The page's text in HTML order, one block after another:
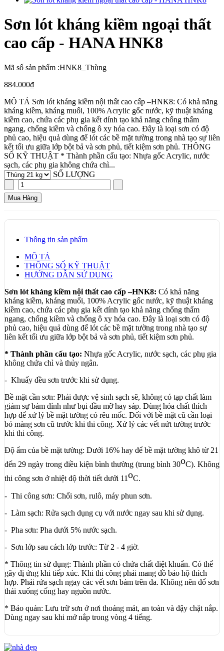
Sơn lót kháng kiềm ngoại thất
cao cấp - HANA HNK8
Mã số sản phẩm :HNK8_Thùng
884.000₫
MÔ TẢ Sơn lót kháng kiềm nội thất cao cấp –HNK8: Có khả năng
kháng kiềm, kháng muối, 100% Acrylic gốc nước, kỹ thuật kháng
kiềm cao, chứa các phụ gia kết dính tạo khả năng chống thấm
ngang, chống kiềm và chống ô xy hóa cao. Đây là loại sơn có độ
phủ cao, hiệu quả dùng để lót các bề mặt tường trong nhà tạo sự liên
kết tối ưu giữa lớp bột bả và sơn phủ, tiết kiệm sơn phủ. THÔNG
SỐ KỸ THUẬT * Thành phần cấu tạo: Nhựa gốc Acrylic, nước
sạch, các phụ gia không chứa chì...
SỐ LƯỢNG
Mua Hàng
Thông tin sản phẩm
MÔ TẢ
THÔNG SỐ KỸ THUẬT
HƯỚNG DẪN SỬ DỤNG
Sơn lót kháng kiềm nội thất cao cấp –HNK8: Có khả năng
kháng kiềm, kháng muối, 100% Acrylic gốc nước, kỹ thuật kháng
kiềm cao, chứa các phụ gia kết dính tạo khả năng chống thấm
ngang, chống kiềm và chống ô xy hóa cao. Đây là loại sơn có độ
phủ cao, hiệu quả dùng để lót các bề mặt tường trong nhà tạo sự
liên kết tối ưu giữa lớp bột bả và sơn phủ, tiết kiệm sơn phủ.
* Thành phần cấu tạo: Nhựa gốc Acrylic, nước sạch, các phụ gia
không chứa chì và thủy ngân.
- Khuấy đều sơn trước khi sử dụng.
Bề mặt cần sơn: Phải được vệ sinh sạch sẽ, không có tạp chất làm
giảm sự bám dính như bụi dầu mỡ hay sáp. Dùng hóa chất thích
hợp để xử lý bề mặt tường có rêu mốc. Đối với bề mặt cũ cần loại
bỏ màng sơn cũ trước khi thi công. Xử lý các vết nứt tường trước
khi thi công.
Độ ẩm của bề mặt tường: Dưới 16% hay để bề mặt tường khô từ 21
đến 29 ngày trong điều kiện bình thường (trung bình 30oC). Không
thi công sơn ở nhiệt độ thời tiết dưới 11oC.
- Thi công sơn: Chổi sơn, rulô, máy phun sơn.
- Làm sạch: Rửa sạch dụng cụ với nước ngay sau khi sử dụng.
- Pha sơn: Pha dưới 5% nước sạch.
- Sơn lớp sau cách lớp trước: Từ 2 - 4 giờ.
* Thông tin sử dụng: Thành phần có chứa chất diệt khuẩn. Có thể
gây dị ứng khi tiếp xúc. Khi thi công phải mang đồ bảo hộ thích
hợp. Phải rửa sạch ngay các vết sơn bám trên da. Không nên đổ sơn
thải xuống cống hay nguồn nước.
* Bảo quản: Lưu trữ sơn ở nơi thoáng mát, an toàn và đậy chặt nắp.
Dùng ngay sau khi mở nắp trong vòng 4 tiếng.